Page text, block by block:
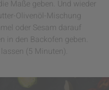
Maße geben. Und wieder
Olivenöl-Mischung
oder Sesam darauf
in den Backofen geben.
(5 Minuten).